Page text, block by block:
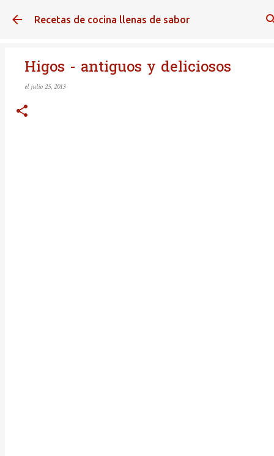
Ir al contenido principal
Recetas de cocina llenas de sabor
Higos - antiguos y deliciosos
el julio 25, 2013